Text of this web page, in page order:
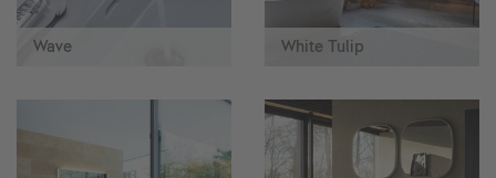
Wave White Tulip